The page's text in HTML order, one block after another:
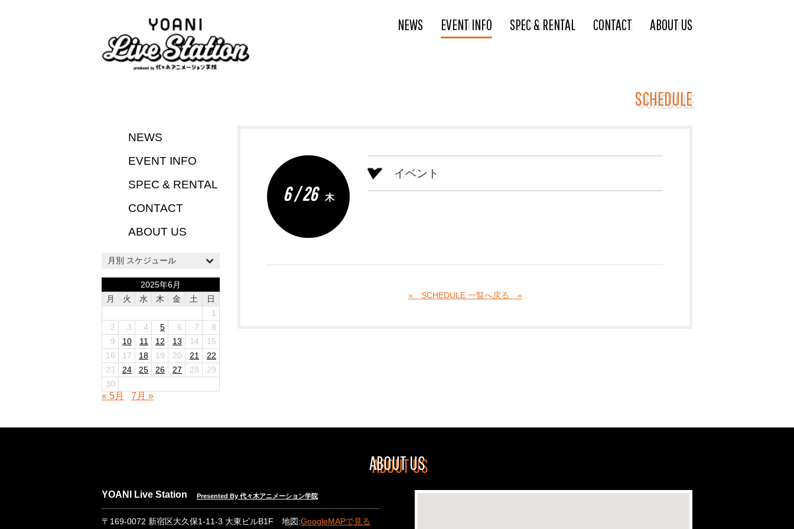
NEWS EVENT INFO SPEC & RENTAL CONTACT ABOUT US
SCHEDULE
NEWS
EVENT INFO
SPEC & RENTAL
CONTACT
ABOUT US
月別 スケジュール
2025年6月
月
火 水 木 金 土
日
1
2
3 4 5 6 7
8
9
10 11 12 13 14
15
16
17 18 19 20 21
22
23
24 25 26 27 28
29
30
« 5月 7月 »
6 / 26 木
イベント
» SCHEDULE 一覧へ戻る «
ABOUT US
YOANI Live Station Presented By 代々木アニメーション学院
〒169-0072 新宿区大久保1-11-3 大東ビルB1F 地図:GoogleMAPで見る